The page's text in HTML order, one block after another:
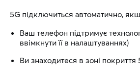
5G підключиться автоматично,
Ваш телефон підтримує
ввімкнути її в налаштуваннях)
Ви знаходитеся в зоні покриття